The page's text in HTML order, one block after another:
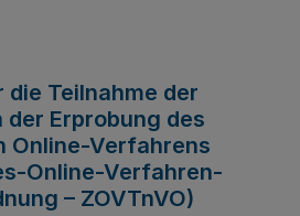
Teilnahme der
Erprobung des
Online-Verfahrens
Online-Verfahren-
– ZOVTnVO)